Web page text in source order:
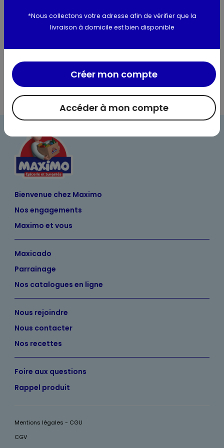
Valeurs nutritionnelles
Informations complémentaires
Bienvenue chez Maximo
Nos engagements
Maximo et vous
Maxicado
Parrainage
Nos catalogues en ligne
Nous rejoindre
Nous contacter
Nos recettes
Foire aux questions
Rappel produit
Mentions légales - CGU
CGV
*Nous collectons votre adresse afin de vérifier que la
livraison à domicile est bien disponible
Accéder à mon compte
Créer mon compte